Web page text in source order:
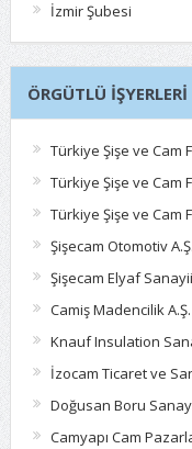
İzmir Şubesi
ÖRGÜTLÜ İŞYERLERI
Türkiye Şişe ve Cam
Türkiye Şişe ve Cam
Türkiye Şişe ve Cam
Şişecam Otomotiv
Şişecam Elyaf Sanayii
Camiş Madencilik
Knauf Insulation
İzocam Ticaret ve
Doğusan Boru
Camyapı Cam